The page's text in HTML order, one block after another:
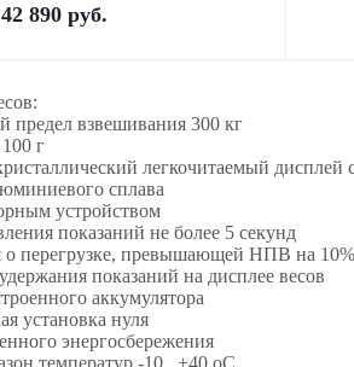
42 890руб.
предел взвешивания 300 кг
г
легкочитаемый дисплей
сплава
устройством
показаний не более 5 секунд
о перегрузке, превышающей НПВ на 10%
показаний на дисплее весов
аккумулятора
установка нуля
энергосбережения
температур -10...+40 оС